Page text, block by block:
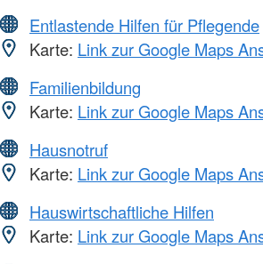
Entlastende Hilfen für Pflegende
Karte: Link zur Google Maps
Familienbildung
Karte: Link zur Google Maps
Hausnotruf
Karte: Link zur Google Maps
Hauswirtschaftliche Hilfen
Karte: Link zur Google Maps